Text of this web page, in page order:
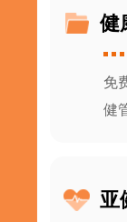
健
免
健
亚